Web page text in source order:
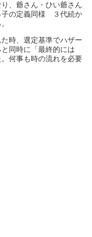
、爺さん・ひい爺さん
子の定義同様 ３代続か
時、選定基準でハザー
と同時に「最終的には
何事も時の流れを必要